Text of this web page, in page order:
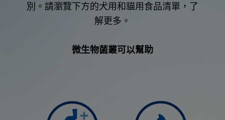
別。請瀏覽下方的犬用和貓用食品清單，了
解更多。
微生物菌叢可以幫助